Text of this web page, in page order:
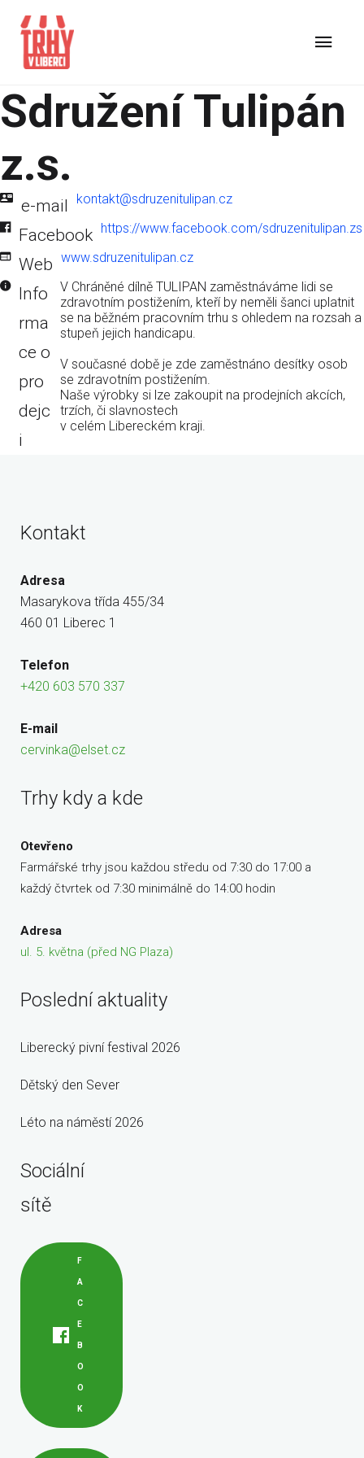
Sdružení Tulipán
z.s.
e-mail kontakt@sdruzenitulipan.cz
Facebook https://www.facebook.com/sdruzenitulipan.zs
Web www.sdruzenitulipan.cz
Info
rma
ce o
pro
dejc
i
V Chráněné dílně TULIPAN zaměstnáváme lidi se
zdravotním postižením, kteří by neměli šanci uplatnit
se na běžném pracovním trhu s ohledem na rozsah a
stupeň jejich handicapu.
V současné době je zde zaměstnáno desítky osob
se zdravotním postižením.
Naše výrobky si lze zakoupit na prodejních akcích,
trzích, či slavnostech
v celém Libereckém kraji.
Kontakt
Adresa
Masarykova třída 455/34
460 01 Liberec 1
Telefon
+420 603 570 337
E-mail
cervinka@elset.cz
Trhy kdy a kde
Otevřeno
Farmářské trhy jsou každou středu od 7:30 do 17:00 a
každý čtvrtek od 7:30 minimálně do 14:00 hodin
Adresa
ul. 5. května (před NG Plaza)
Poslední aktuality
Liberecký pivní festival 2026
Dětský den Sever
Léto na náměstí 2026
Sociální
sítě
F
A
C
E
B
O
O
K